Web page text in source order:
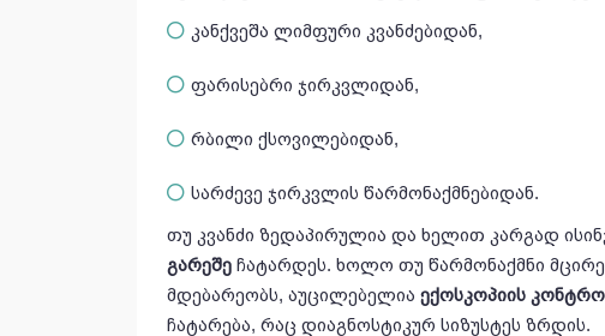
კანქვეშა ლიმფური კვანძებიდან,
ფარისებრი ჯირკვლიდან,
რბილი ქსოვილებიდან,
სარძევე ჯირკვლის წარმონაქმნებიდან.
თუ კვანძი ზედაპირულია და ხელით კარგად
გარეშე ჩატარდეს. ხოლო თუ წარმონაქმნი
მდებარეობს, აუცილებელია ექოსკოპიის
ჩატარება, რაც დიაგნოსტიკურ სიზუსტეს ზრდის.